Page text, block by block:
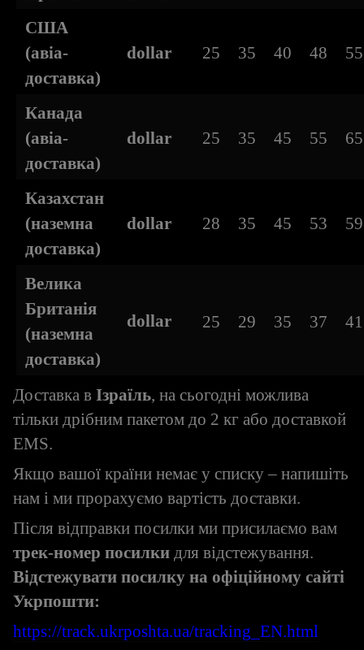
США
(авіа-
доставка)
dollar 25 35 40 48 55
Канада
(авіа-
доставка)
dollar 25 35 45 55 65
Казахстан
(наземна
доставка)
dollar 28 35 45 53 59
Велика
Британія
(наземна
доставка)
dollar 25 29 35 37 41
Доставка в Ізраїль, на сьогодні можлива
тільки дрібним пакетом до 2 кг або доставкой
EMS.
Якщо вашої країни немає у списку – напишіть
нам і ми прорахуємо вартість доставки.
Після відправки посилки ми присилаємо вам
трек-номер посилки для відстежування.
Відстежувати посилку на офіційному сайті
Укрпошти:
https://track.ukrposhta.ua/tracking_EN.html